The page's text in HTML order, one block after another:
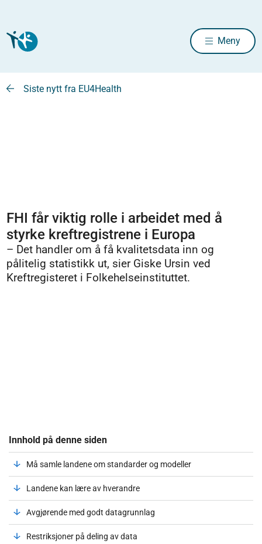
Meny
Siste nytt fra EU4Health
FHI får viktig rolle i arbeidet med å
styrke kreftregistrene i Europa
– Det handler om å få kvalitetsdata inn og
pålitelig statistikk ut, sier Giske Ursin ved
Kreftregisteret i Folkehelseinstituttet.
Innhold på denne siden
Må samle landene om standarder og modeller
Landene kan lære av hverandre
Avgjørende med godt datagrunnlag
Restriksjoner på deling av data